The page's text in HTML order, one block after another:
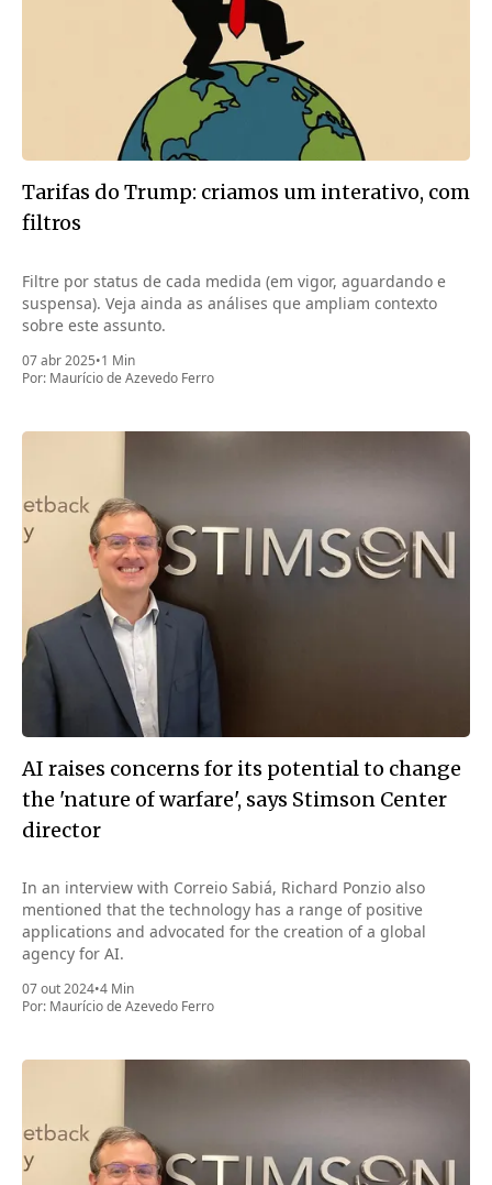
Tarifas do Trump: criamos um interativo, com
filtros
Filtre por status de cada medida (em vigor, aguardando e
suspensa). Veja ainda as análises que ampliam contexto
sobre este assunto.
07 abr 2025•1 Min
Por: Maurício de Azevedo Ferro
AI raises concerns for its potential to change
the 'nature of warfare', says Stimson Center
director
In an interview with Correio Sabiá, Richard Ponzio also
mentioned that the technology has a range of positive
applications and advocated for the creation of a global
agency for AI.
07 out 2024•4 Min
Por: Maurício de Azevedo Ferro